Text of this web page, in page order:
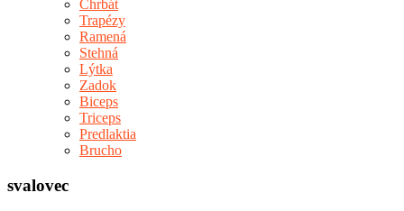
Chrbát
Trapézy
Ramená
Stehná
Lýtka
Zadok
Biceps
Triceps
Predlaktia
Brucho
svalovec